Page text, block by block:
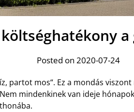
a
Posted on 2020-07-24
partot mos“. Ez a mondás
mindenkinek van ideje